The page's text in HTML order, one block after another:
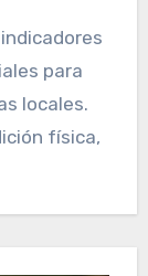
para
locales.
física,